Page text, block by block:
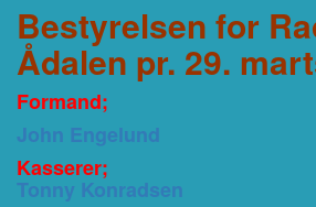
Bestyrelsen for
Ådalen pr. 29.
Formand;
John Engelund
Kasserer;
Tonny Konradsen